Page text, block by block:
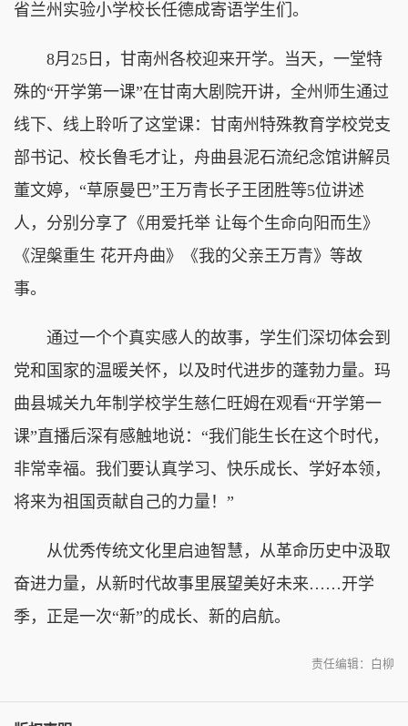
省兰州实验小学校长任德成寄语学生们。
8月25日，甘南州各校迎来开学。当天，一堂特
殊的“开学第一课”在甘南大剧院开讲，全州师生通过
线下、线上聆听了这堂课：甘南州特殊教育学校党支
部书记、校长鲁毛才让，舟曲县泥石流纪念馆讲解员
董文婷，“草原曼巴”王万青长子王团胜等5位讲述
人，分别分享了《用爱托举 让每个生命向阳而生》
《涅槃重生 花开舟曲》《我的父亲王万青》等故
事。
通过一个个真实感人的故事，学生们深切体会到
党和国家的温暖关怀，以及时代进步的蓬勃力量。玛
曲县城关九年制学校学生慈仁旺姆在观看“开学第一
课”直播后深有感触地说：“我们能生长在这个时代，
非常幸福。我们要认真学习、快乐成长、学好本领，
将来为祖国贡献自己的力量！”
从优秀传统文化里启迪智慧，从革命历史中汲取
奋进力量，从新时代故事里展望美好未来……开学
季，正是一次“新”的成长、新的启航。
责任编辑：白柳